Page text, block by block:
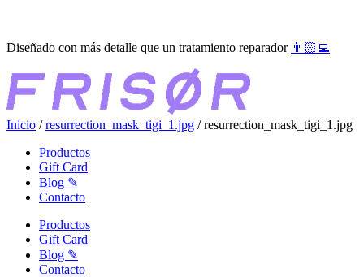
contenido
Diseñado con más detalle que un tratamiento reparador 👨🏻‍💻
Inicio /resurrection_mask_tigi_1.jpg / resurrection_mask_tigi_1.jpg
Productos
Gift Card
Blog ✎
Contacto
Productos
Gift Card
Blog ✎
Contacto